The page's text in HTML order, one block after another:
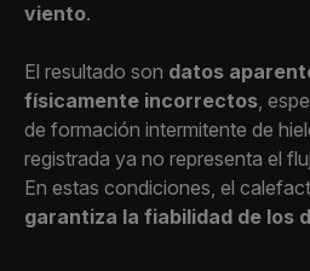
viento.
El resultado son datos
físicamente incorrectos,
de formación intermitente de
registrada ya no representa el
En estas condiciones, el
garantiza la fiabilidad de los